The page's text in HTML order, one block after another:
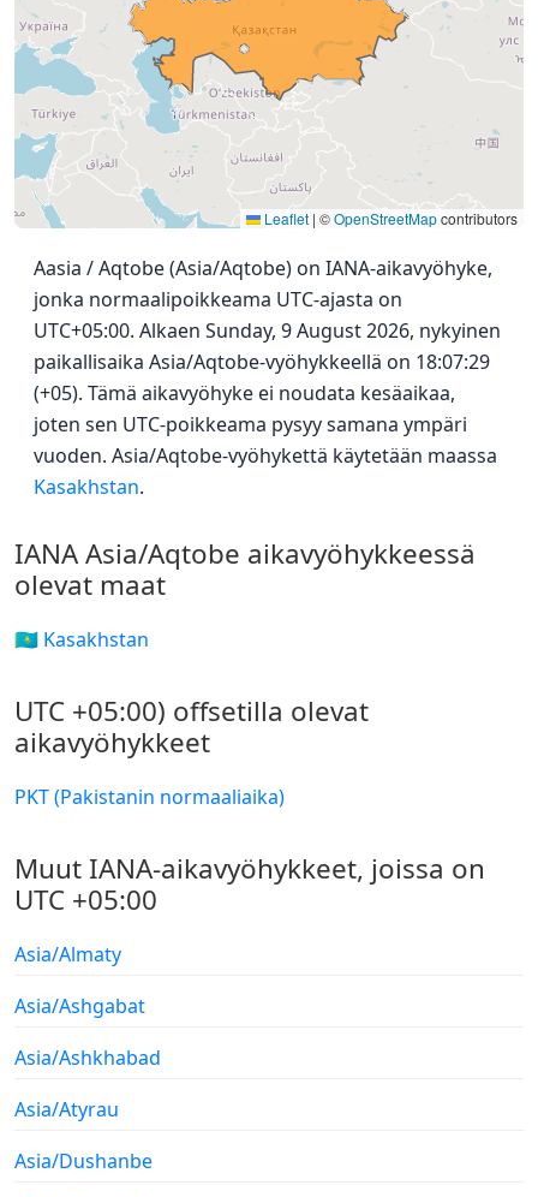
Leaflet | ©OpenStreetMapcontributors
Aasia / Aqtobe (Asia/Aqtobe) on IANA-aikavyöhyke,
jonka normaalipoikkeama UTC-ajasta on
UTC+05:00. Alkaen Sunday, 9 August 2026, nykyinen
paikallisaika Asia/Aqtobe-vyöhykkeellä on 18:07:29
(+05). Tämä aikavyöhyke ei noudata kesäaikaa,
joten sen UTC-poikkeama pysyy samana ympäri
vuoden. Asia/Aqtobe-vyöhykettä käytetään maassa
Kasakhstan.
IANA Asia/Aqtobe aikavyöhykkeessä
olevat maat
🇰🇿 Kasakhstan
UTC +05:00) offsetilla olevat
aikavyöhykkeet
PKT (Pakistanin normaaliaika)
Muut IANA-aikavyöhykkeet, joissa on
UTC +05:00
Asia/Almaty
Asia/Ashgabat
Asia/Ashkhabad
Asia/Atyrau
Asia/Dushanbe